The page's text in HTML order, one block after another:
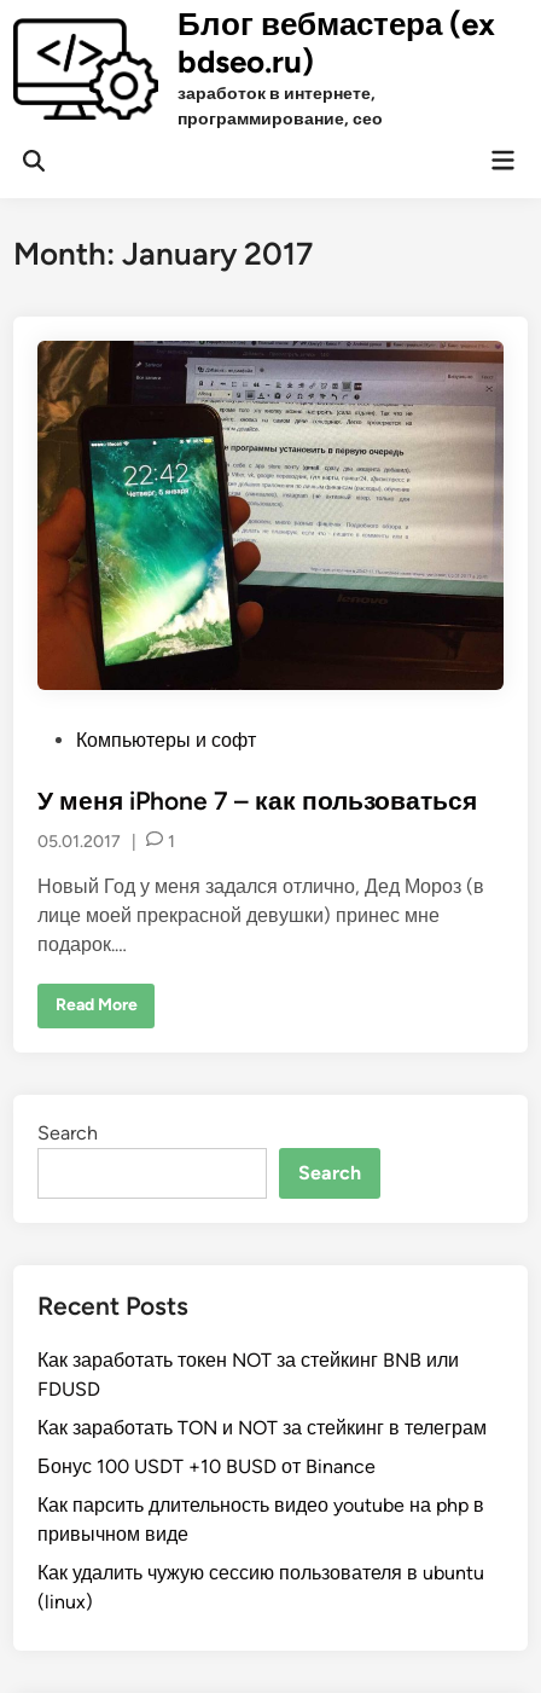
Skip
content
Блог вебмастера (ex
bdseo.ru)
заработок в интернете,
программирование, сео
Open
Month:January 2017
s
d
i
n
Компьютеры и софт
У меня iPhone 7 – как пользоваться
05.01.2017 1
Новый Год у меня задался отлично, Дед Мороз (в
лице моей прекрасной девушки) принес мне
подарок.…
У
o
n
л
о
а
ь
я
Read More
Search
Search
Recent Posts
Как заработать токен NOT за стейкинг BNB или
FDUSD
Как заработать TON и NOT за стейкинг в телеграм
Бонус 100 USDT +10 BUSD от Binance
Как парсить длительность видео youtube на php в
привычном виде
Как удалить чужую сессию пользователя в ubuntu
(linux)